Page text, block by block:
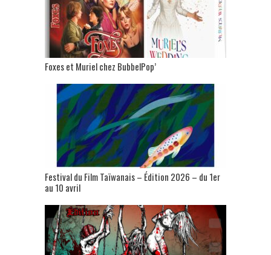
Foxes et Muriel chez BubbelPop’
Festival du Film Taïwanais – Édition 2026 – du 1er
au 10 avril